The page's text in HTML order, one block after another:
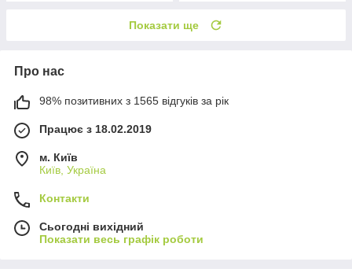
Показати ще
Про нас
98% позитивних з 1565 відгуків за рік
Працює з 18.02.2019
м. Київ
Київ, Україна
Контакти
Сьогодні вихідний
Показати весь графік роботи